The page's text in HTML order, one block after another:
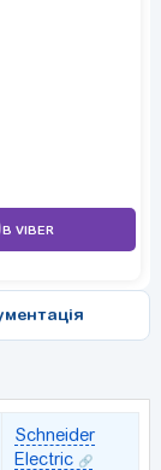
В VIBER
Schneider
Electric